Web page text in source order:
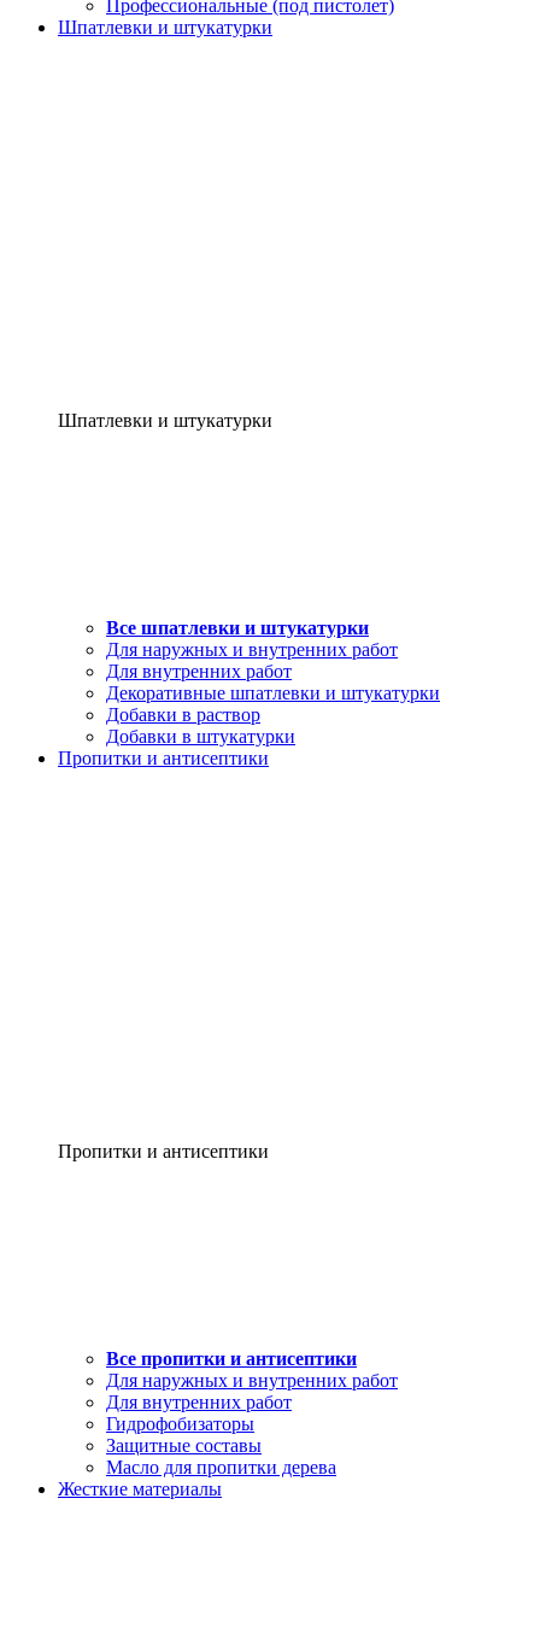
Профессиональные (под пистолет)
Шпатлевки и штукатурки
Шпатлевки и штукатурки
Все шпатлевки и штукатурки
Для наружных и внутренних работ
Для внутренних работ
Декоративные шпатлевки и штукатурки
Добавки в раствор
Добавки в штукатурки
Пропитки и антисептики
Пропитки и антисептики
Все пропитки и антисептики
Для наружных и внутренних работ
Для внутренних работ
Гидрофобизаторы
Защитные составы
Масло для пропитки дерева
Жесткие материалы